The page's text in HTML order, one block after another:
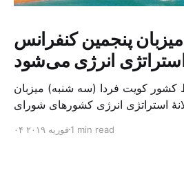
پنجمین کنفرانس
انرژی می‌شود
کشور کویت فردا (سه شنبه) میزبان
استراتژی انرژی کشورهای شورای
جهانی نفت و گاز در این کنفرانس
۰۴ فوریه ۲۰۱۹1 min read